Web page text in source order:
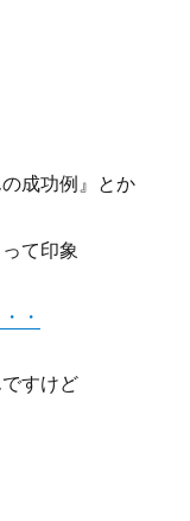
成功例』とか
て印象
・
すけど